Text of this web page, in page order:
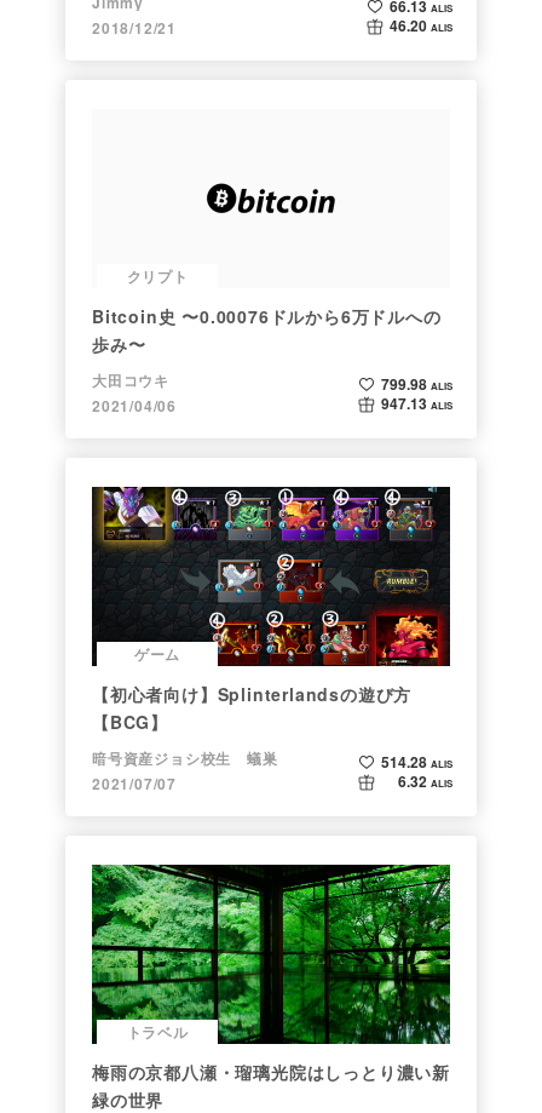
2018/12/21
66.13 ALIS
46.20 ALIS
クリプト
Bitcoin史 〜0.00076ドルから6万ドルへの
歩み〜
大田コウキ
2021/04/06
799.98 ALIS
947.13 ALIS
ゲーム
【初心者向け】Splinterlandsの遊び方
【BCG】
暗号資産ジョシ校生 蟻巣
2021/07/07
514.28 ALIS
6.32 ALIS
トラベル
梅雨の京都八瀬・瑠璃光院はしっとり濃い新
緑の世界